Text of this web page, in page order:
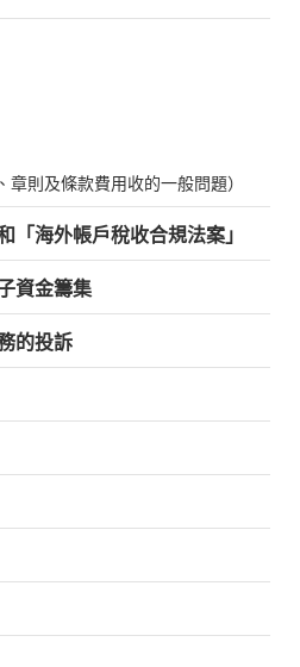
章則及條款費用收的一般問題）
「海外帳戶稅收合規法案」
資金籌集
的投訴